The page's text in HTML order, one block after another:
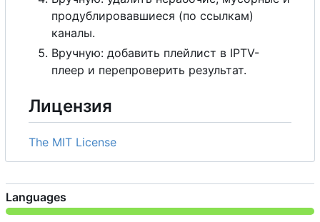
продублировавшиеся (по ссылкам)
каналы.
Вручную: добавить плейлист в IPTV-
плеер и перепроверить результат.
Лицензия
The MIT License
Languages